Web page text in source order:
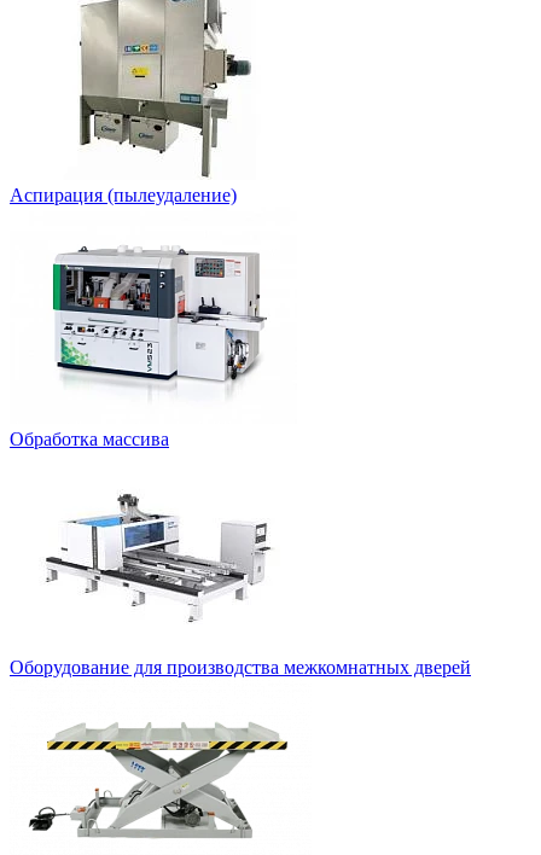
Аспирация (пылеудаление)
Обработка массива
Оборудование для производства межкомнатных дверей